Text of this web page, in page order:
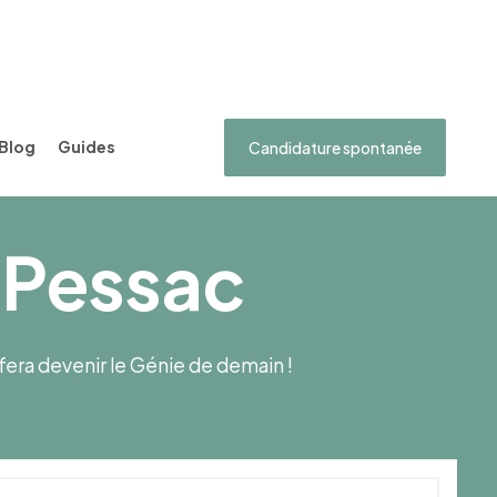
Blog Guides Candidature spontanée
devenir le Génie de demain !